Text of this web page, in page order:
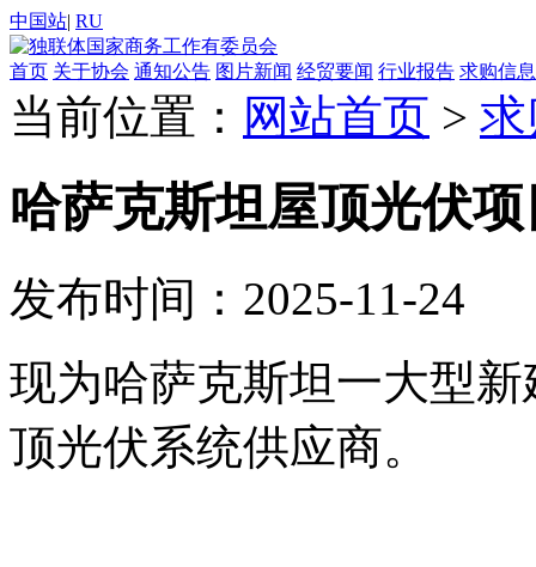
中国站| RU
首页 关于协会 通知公告 图片新闻 经贸要闻 行业报告 求购信息
当前位置： 网站首页 >
哈萨克斯坦屋顶光伏
发布时间：2025-11-24
现为哈萨克斯坦一大型
顶光伏系统供应商。